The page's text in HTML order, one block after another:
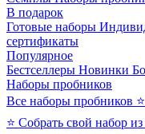
В подарок
Готовые наборы
сертификаты
Популярное
Бестселлеры Новинки
Наборы пробников
Все наборы пробников
⭐ Собрать свой набор